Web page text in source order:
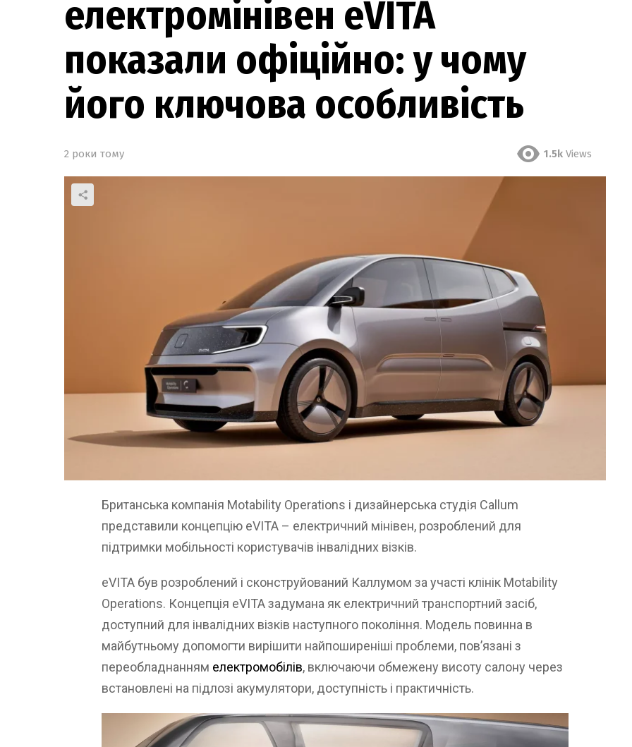
електромінівен eVITA
показали офіційно: у чому
його ключова особливість
2 роки тому 1.5k Views
Британська компанія Motability Operations і дизайнерська студія Callum
представили концепцію eVITA – електричний мінівен, розроблений для
підтримки мобільності користувачів інвалідних візків.
eVITA був розроблений і сконструйований Каллумом за участі клінік Motability
Operations. Концепція eVITA задумана як електричний транспортний засіб,
доступний для інвалідних візків наступного покоління. Модель повинна в
майбутньому допомогти вирішити найпоширеніші проблеми, пов’язані з
переобладнанням електромобілів, включаючи обмежену висоту салону через
встановлені на підлозі акумулятори, доступність і практичність.